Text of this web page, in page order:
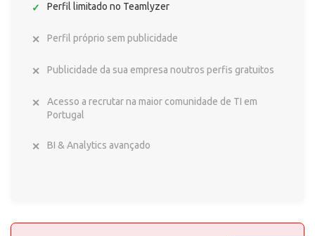
Perfil limitado no Teamlyzer
Perfil próprio sem publicidade
Publicidade da sua empresa noutros perfis gratuitos
Acesso a recrutar na maior comunidade de TI em
Portugal
BI & Analytics avançado